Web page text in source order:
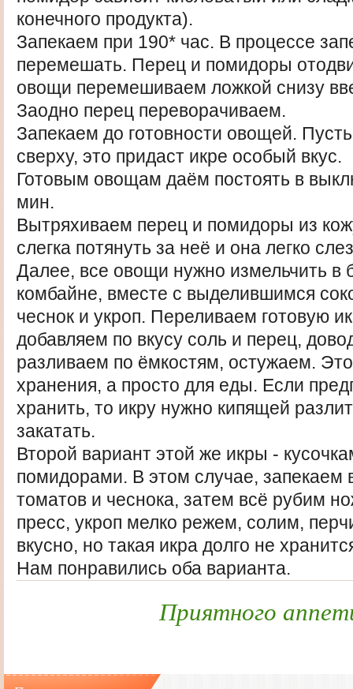
конечного продукта).
Запекаем при 190* час. В процессе
перемешать. Перец и помидоры
овощи перемешиваем ложкой снизу
Заодно перец переворачиваем.
Запекаем до готовности овощей. Пусть
сверху, это придаст икре особый вкус.
Готовым овощам даём постоять в
мин.
Вытряхиваем перец и помидоры из
слегка потянуть за неё и она легко
Далее, все овощи нужно измельчить в
комбайне, вместе с выделившимся
чеснок и укроп. Переливаем готовую
добавляем по вкусу соль и перец,
разливаем по ёмкостям, остужаем.
хранения, а просто для еды. Если
хранить, то икру нужно кипящей
закатать.
Второй вариант этой же икры -
помидорами. В этом случае, запекаем
томатов и чеснока, затем всё рубим
пресс, укроп мелко режем, солим,
вкусно, но такая икра долго не
Нам понравились оба варианта.
Приятного